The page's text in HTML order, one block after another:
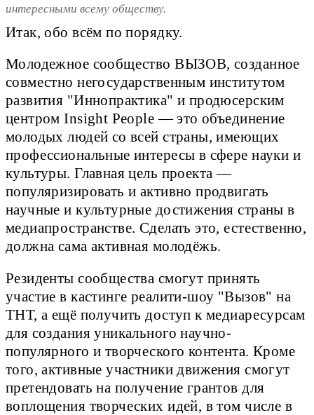
интересными всему обществу.
Итак, обо всём по порядку.
Молодежное сообщество ВЫЗОВ, созданное
совместно негосударственным институтом
развития "Иннопрактика" и продюсерским
центром Insight People — это объединение
молодых людей со всей страны, имеющих
профессиональные интересы в сфере науки и
культуры. Главная цель проекта —
популяризировать и активно продвигать
научные и культурные достижения страны в
медиапространстве. Сделать это, естественно,
должна сама активная молодёжь.
Резиденты сообщества смогут принять
участие в кастинге реалити-шоу "Вызов" на
ТНТ, а ещё получить доступ к медиаресурсам
для создания уникального научно-
популярного и творческого контента. Кроме
того, активные участники движения смогут
претендовать на получение грантов для
воплощения творческих идей, в том числе в